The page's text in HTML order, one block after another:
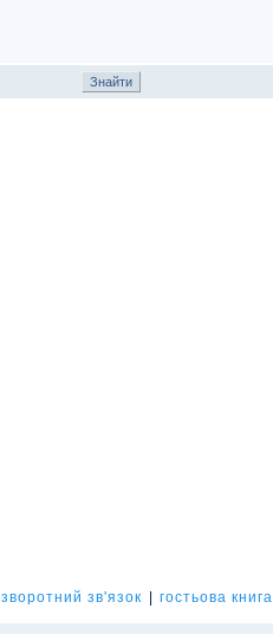
зворотний зв'язок гостьова книга